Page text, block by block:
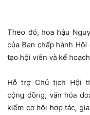
Theo đó, hoa hậu
của Ban chấp hành
tạo hội viên và kế
Hỗ trợ Chủ tịch Hội
cộng đồng, văn hóa
kiếm cơ hội hợp tác,